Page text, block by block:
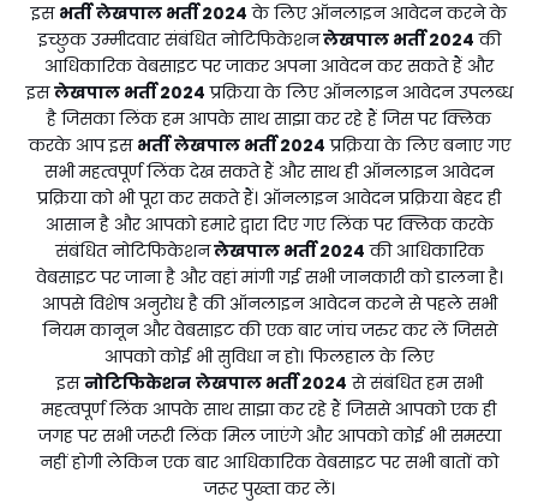
इस भर्ती लेखपाल भर्ती 2024 के लिए ऑनलाइन आवेदन करने के
इच्छुक उम्मीदवार संबंधित नोटिफिकेशनलेखपाल भर्ती 2024 की
आधिकारिक वेबसाइट पर जाकर अपना आवेदन कर सकते हैं और
इसलेखपाल भर्ती 2024 प्रक्रिया के लिए ऑनलाइन आवेदन उपलब्ध
है जिसका लिंक हम आपके साथ साझा कर रहे हैं जिस पर क्लिक
करके आप इस भर्ती लेखपाल भर्ती 2024 प्रक्रिया के लिए बनाए गए
सभी महत्वपूर्ण लिंक देख सकते हैं और साथ ही ऑनलाइन आवेदन
प्रक्रिया को भी पूरा कर सकते हैं। ऑनलाइन आवेदन प्रक्रिया बेहद ही
आसान है और आपको हमारे द्वारा दिए गए लिंक पर क्लिक करके
संबंधित नोटिफिकेशनलेखपाल भर्ती 2024 की आधिकारिक
वेबसाइट पर जाना है और वहां मांगी गई सभी जानकारी को डालना है।
आपसे विशेष अनुरोध है की ऑनलाइन आवेदन करने से पहले सभी
नियम कानून और वेबसाइट की एक बार जांच जरुर कर लें जिससे
आपको कोई भी सुविधा न हो। फिलहाल के लिए
इसनोटिफिकेशन लेखपाल भर्ती 2024 से संबंधित हम सभी
महत्वपूर्ण लिंक आपके साथ साझा कर रहे हैं जिससे आपको एक ही
जगह पर सभी जरूरी लिंक मिल जाएंगे और आपको कोई भी समस्या
नहीं होगी लेकिन एक बार आधिकारिक वेबसाइट पर सभी बातों को
जरूर पुख्ता कर लें।